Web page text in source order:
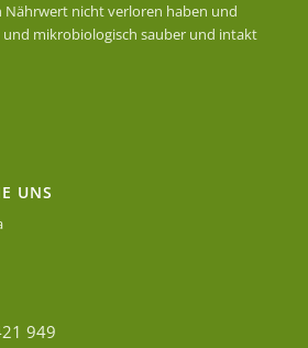
Nährwert nicht verloren haben und
und mikrobiologisch sauber und intakt
UNS
949